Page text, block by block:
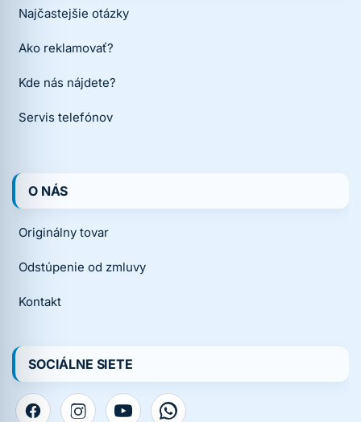
Najčastejšie otázky
Ako reklamovať?
Kde nás nájdete?
Servis telefónov
O NÁS
Originálny tovar
Odstúpenie od zmluvy
Kontakt
SOCIÁLNE SIETE